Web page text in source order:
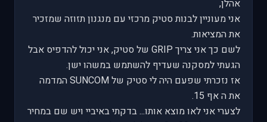
אהלן,
אני מעוניין לבנות סטיק מרכזי עם מנגנון תזוזה שמזכיר
את המציאות.
לשם כך אני צריך GRIP של סטיק, אני יכול להדפיס אבל
הגעתי למסקנה שעדיף להשתמש במשהו ישן.
אז נזכרתי שפעם היה לי סטיק של SUNCOM המדמה
את ה אף 15.
לצערי אני לאו מוצא אותו... בדקתי באיביי ויש שם במחיר